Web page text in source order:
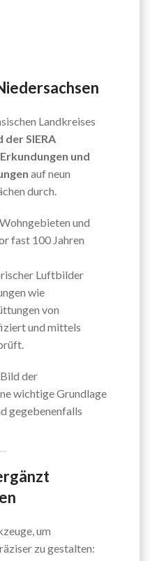
Landkreises
SIERA
und
auf neun
durch.
und
fast 100 Jahren
Luftbilder
wie
von
und mittels
der
wichtige Grundlage
gegebenenfalls
um
zu gestalten: